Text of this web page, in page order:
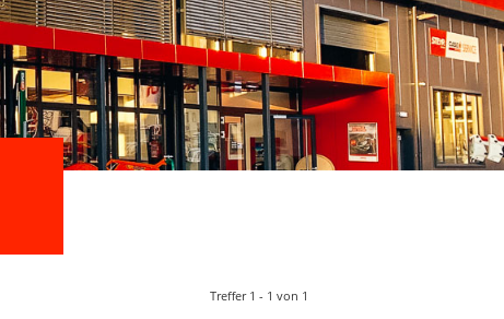
Treffer 1 - 1 von 1